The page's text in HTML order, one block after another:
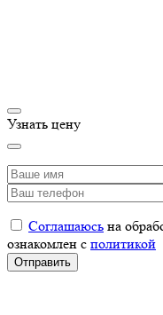
Узнать цену
Соглашаюсь на
ознакомлен с политикой